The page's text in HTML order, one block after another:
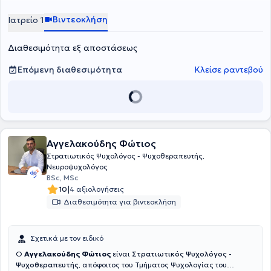
ατομικές ψυχοθεραπευτικές συνεδρίες ενηλίκων και εφήβων στο
πλαίσιο αιτημάτων που αφορούν σε άγχος, φοβίες, κρίσεις
διαχείριση πένθους και διαχείριση διαπροσωπικών δυσκολιών.
Ιατρείο 1 Βιντεοκλήση
Διαθεσιμότητα εξ αποστάσεως
Επόμενη διαθεσιμότητα
Κλείσε ραντεβού
Αγγελακούδης Φώτιος
Στρατιωτικός Ψυχολόγος - Ψυχοθεραπευτής,
Νευροψυχολόγος
BSc, MSc
10|4 αξιολογήσεις
Διαθεσιμότητα για βιντεοκλήση
Σχετικά με τον ειδικό
Ο Αγγελακούδης Φώτιος είναι Στρατιωτικός Ψυχολόγος -
Ψυχοθεραπευτής, απόφοιτος του Τμήματος Ψυχολογίας του